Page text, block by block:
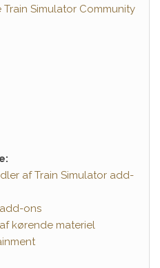
Simulator Community
af Train Simulator add-
add-ons
kørende materiel